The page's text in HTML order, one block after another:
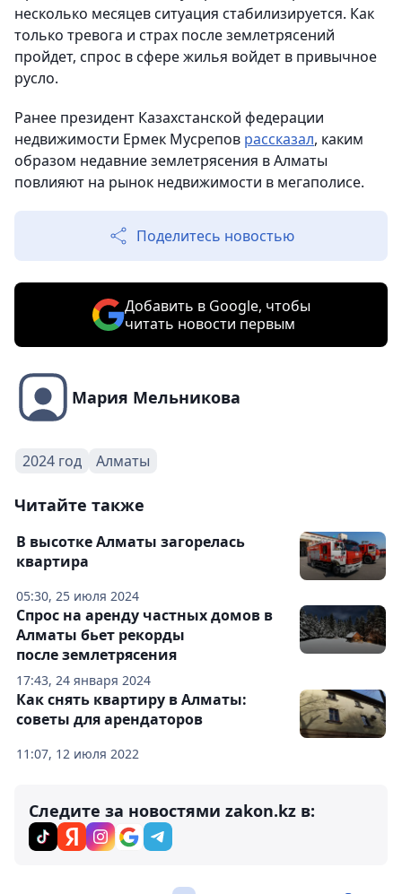
несколько месяцев ситуация стабилизируется. Как
только тревога и страх после землетрясений
пройдет, спрос в сфере жилья войдет в привычное
русло.
Ранее президент Казахстанской федерации
недвижимости Ермек Мусрепов рассказал, каким
образом недавние землетрясения в Алматы
повлияют на рынок недвижимости в мегаполисе.
Поделитесь новостью
Добавить в Google, чтобы
читать новости первым
Мария Мельникова
2024 год Алматы
Читайте также
05:30, 25 июля 2024
В высотке Алматы загорелась
квартира
17:43, 24 января 2024
Спрос на аренду частных домов в
Алматы бьет рекорды
после землетрясения
11:07, 12 июля 2022
Как снять квартиру в Алматы:
советы для арендаторов
Следите за новостями zakon.kz в: